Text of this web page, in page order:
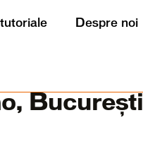
Despre noi
București